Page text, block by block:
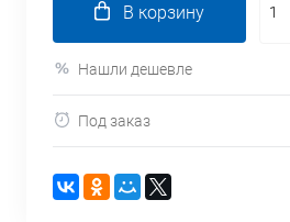
В корзину
Нашли дешевле
Под заказ